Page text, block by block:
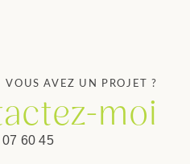
VOUS AVEZ UN PROJET ?
moi
60 45